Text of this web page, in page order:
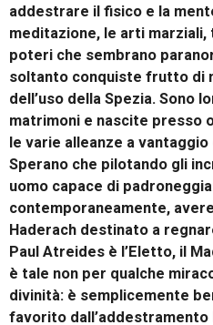
addestrare il fisico e la
meditazione, le arti marziali,
poteri che sembrano
soltanto conquiste frutto di
dell’uso della Spezia. Sono
matrimoni e nascite presso
le varie alleanze a
Sperano che pilotando gli
uomo capace di
contemporaneamente,
Haderach destinato a
Paul Atreides è l’Eletto, il
è tale non per qualche
divinità: è semplicemente
favorito